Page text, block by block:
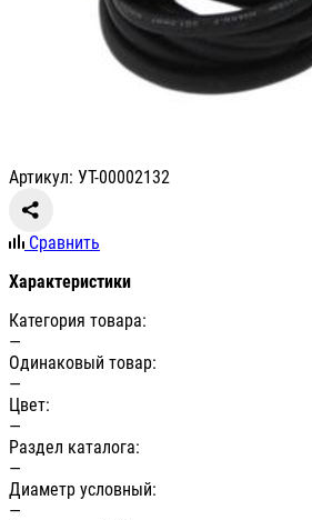
Артикул: УТ-00002132
Сравнить
Характеристики
Категория товара:
—
Одинаковый товар:
—
Цвет:
—
Раздел каталога:
—
Диаметр условный:
—